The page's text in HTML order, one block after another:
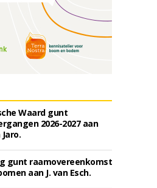
Waard gunt
2026-2027 aan
gunt raamovereenkomst
aan J. van Esch.